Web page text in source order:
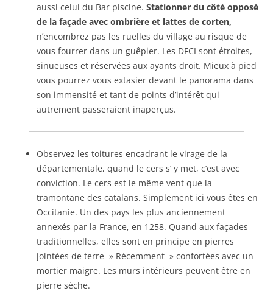
aussi celui du Bar piscine. Stationner du côté opposé
de la façade avec ombrière et lattes de corten,
n’encombrez pas les ruelles du village au risque de
vous fourrer dans un guêpier. Les DFCI sont étroites,
sinueuses et réservées aux ayants droit. Mieux à pied
vous pourrez vous extasier devant le panorama dans
son immensité et tant de points d’intérêt qui
autrement passeraient inaperçus.
Observez les toitures encadrant le virage de la
départementale, quand le cers s’ y met, c’est avec
conviction. Le cers est le même vent que la
tramontane des catalans. Simplement ici vous êtes en
Occitanie. Un des pays les plus anciennement
annexés par la France, en 1258. Quand aux façades
traditionnelles, elles sont en principe en pierres
jointées de terre » Récemment » confortées avec un
mortier maigre. Les murs intérieurs peuvent être en
pierre sèche.